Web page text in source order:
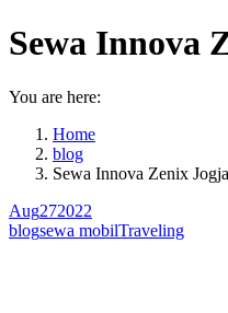
Sewa Innova
You are here:
Home
blog
Sewa Innova Zenix Jogja
Aug272022
blogsewa mobilTraveling